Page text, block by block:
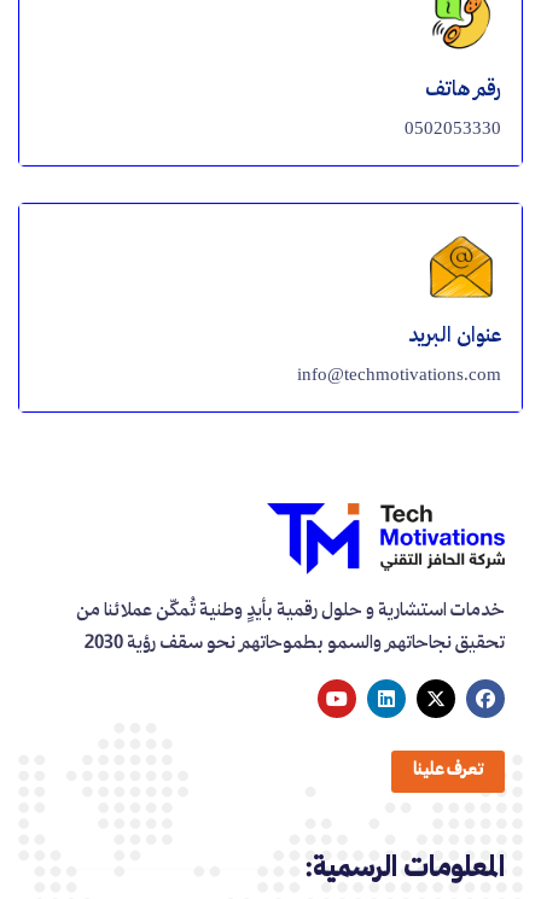
رقم هاتف
0502053330
عنوان البريد
info@techmotivations.com
خدمات استشارية و حلول رقمية بأيدٍ وطنية تُمكّن عملائنا من
تحقيق نجاحاتهم والسمو بطموحاتهم نحو سقف رؤية 2030
تعرف علينا
المعلومات الرسمية: